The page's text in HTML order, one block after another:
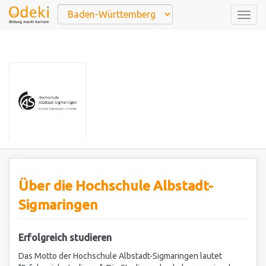
Über die Hochschule Albstadt-
Sigmaringen
Erfolgreich studieren
Das Motto der Hochschule Albstadt-Sigmaringen lautet